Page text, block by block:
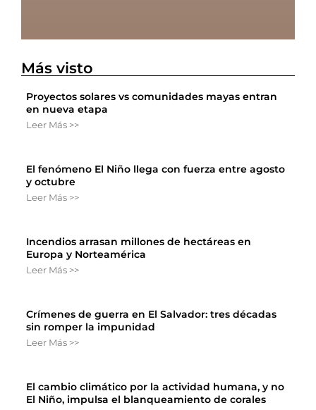
Más visto
Proyectos solares vs comunidades mayas entran
en nueva etapa
Leer Más >>
El fenómeno El Niño llega con fuerza entre agosto
y octubre
Leer Más >>
Incendios arrasan millones de hectáreas en
Europa y Norteamérica
Leer Más >>
Crímenes de guerra en El Salvador: tres décadas
sin romper la impunidad
Leer Más >>
El cambio climático por la actividad humana, y no
El Niño, impulsa el blanqueamiento de corales